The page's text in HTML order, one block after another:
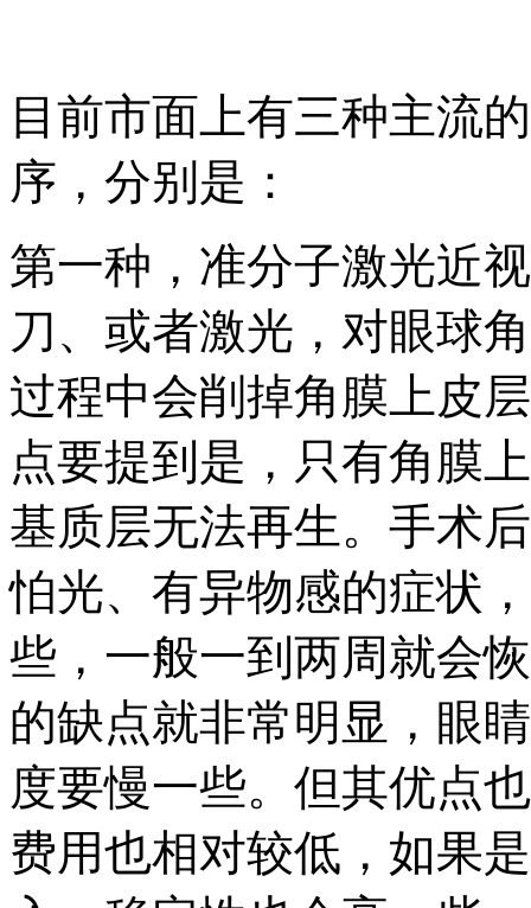
目前市面上有三种主流
序，分别是：
第一种，准分子激光近
刀、或者激光，对眼球
过程中会削掉角膜上皮
点要提到是，只有角膜
基质层无法再生。手术
怕光、有异物感的症状
些，一般一到两周就会
的缺点就非常明显，眼
度要慢一些。但其优点
费用也相对较低，如果